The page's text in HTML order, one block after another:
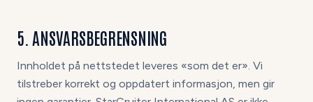
5. ANSVARSBEGRENSNING
Innholdet på nettstedet leveres «som det er». Vi
tilstreber korrekt og oppdatert informasjon, men gir